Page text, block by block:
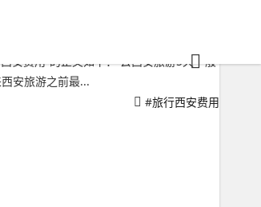
安费用”的正文如下： 去西安旅游5天一般
安旅游之前最...
#旅行西安费用